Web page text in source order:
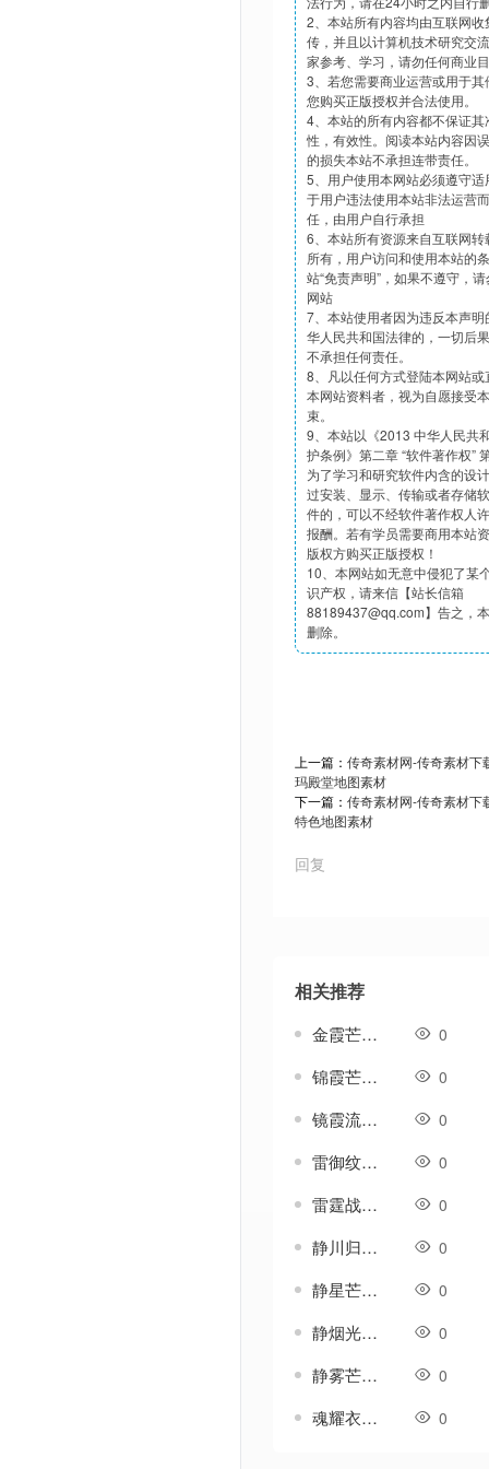
2、本站所有内容均由互联网
传，并且以计算机技术研究交
家参考、学习，请勿任何商业
3、若您需要商业运营或用于
您购买正版授权并合法使用。
4、本站的所有内容都不保证
性，有效性。阅读本站内容因
的损失本站不承担连带责任。
5、用户使用本网站必须遵守
于用户违法使用本站非法运营
任，由用户自行承担
6、本站所有资源来自互联网
所有，用户访问和使用本站的
站“免责声明”，如果不遵守，
网站
7、本站使用者因为违反本声
华人民共和国法律的，一切后
不承担任何责任。
8、凡以任何方式登陆本网站
本网站资料者，视为自愿接受
束。
9、本站以《2013 中华人民共
护条例》第二章 “软件著作权”
为了学习和研究软件内含的设
过安装、显示、传输或者存储
件的，可以不经软件著作权人
报酬。若有学员需要商用本站
版权方购买正版授权！
10、本网站如无意中侵犯了某
识产权，请来信【站长信箱
88189437@qq.com】告之，
删除。
上一篇： 传奇素材网-传奇素材下
玛殿堂地图素材
下一篇： 传奇素材网-传奇素材下
特色地图素材
回复
相关推荐
金霞芒-传奇衣服素材 0
锦霞芒-传奇衣服素材 0
镜霞流-传奇衣服素材 0
雷御纹-传奇衣服素材 0
雷霆战袍-传奇衣服素材 0
静川归雁衣服-传奇衣服素材 0
静星芒-传奇衣服素材 0
静烟光-传奇衣服素材 0
静雾芒-传奇衣服素材 0
魂耀衣服-传奇衣服素材 0